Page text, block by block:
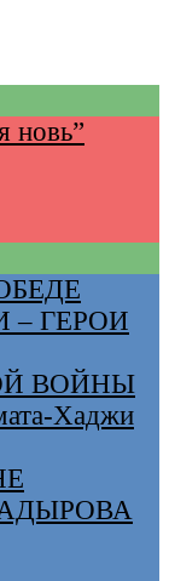
новь”
ГЕРОИ
ВОЙНЫ
Хаджи